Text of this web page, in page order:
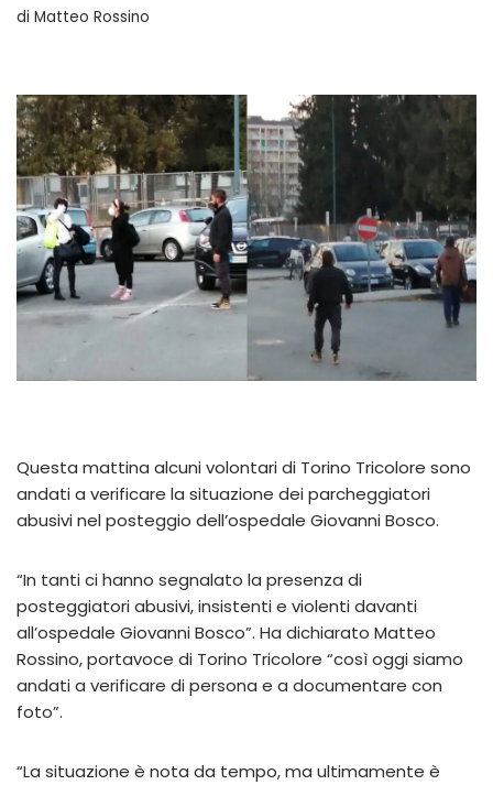
di Matteo Rossino
Questa mattina alcuni volontari di Torino Tricolore sono
andati a verificare la situazione dei parcheggiatori
abusivi nel posteggio dell’ospedale Giovanni Bosco.
“In tanti ci hanno segnalato la presenza di
posteggiatori abusivi, insistenti e violenti davanti
all’ospedale Giovanni Bosco”. Ha dichiarato Matteo
Rossino, portavoce di Torino Tricolore “così oggi siamo
andati a verificare di persona e a documentare con
foto”.
“La situazione è nota da tempo, ma ultimamente è